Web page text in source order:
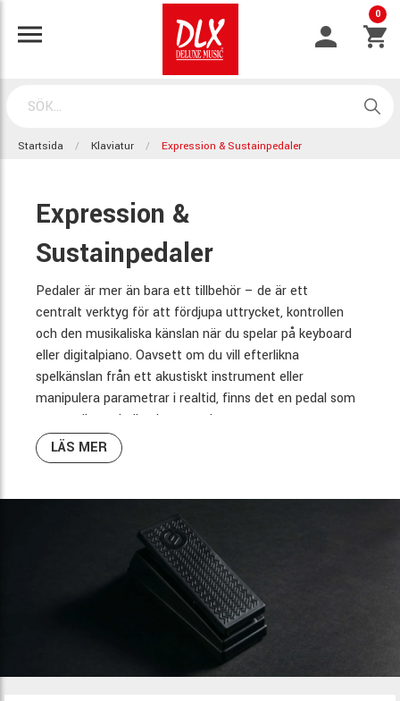
0
Startsida Klaviatur Expression & Sustainpedaler
Expression &
Sustainpedaler
Pedaler är mer än bara ett tillbehör – de är ett
centralt verktyg för att fördjupa uttrycket, kontrollen
och den musikaliska känslan när du spelar på keyboard
eller digitalpiano. Oavsett om du vill efterlikna
spelkänslan från ett akustiskt instrument eller
manipulera parametrar i realtid, finns det en pedal som
passar din spelstil och utrustning.
LÄS MER